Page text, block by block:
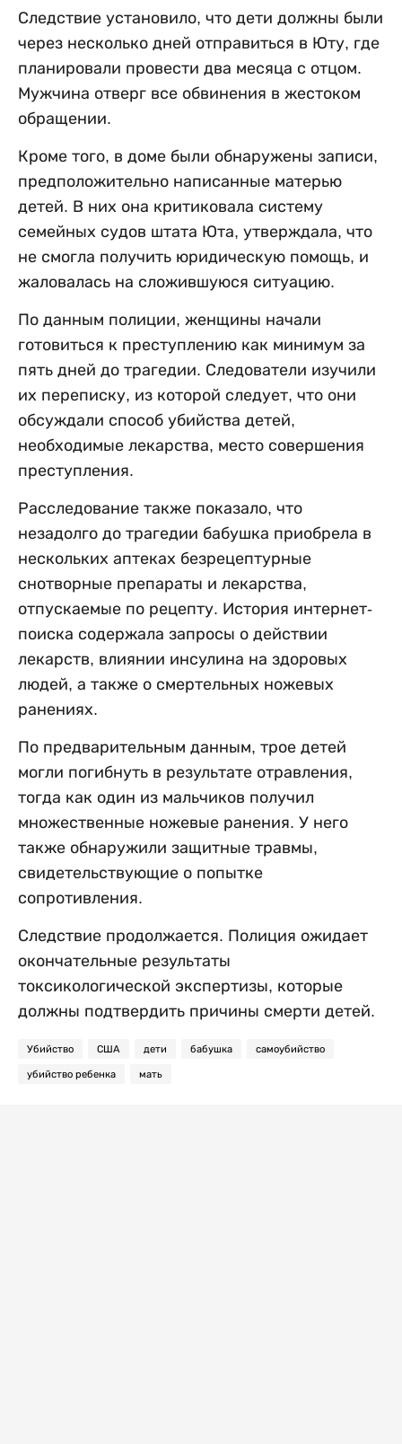
Следствие установило, что дети должны были
через несколько дней отправиться в Юту, где
планировали провести два месяца с отцом.
Мужчина отверг все обвинения в жестоком
обращении.
Кроме того, в доме были обнаружены записи,
предположительно написанные матерью
детей. В них она критиковала систему
семейных судов штата Юта, утверждала, что
не смогла получить юридическую помощь, и
жаловалась на сложившуюся ситуацию.
По данным полиции, женщины начали
готовиться к преступлению как минимум за
пять дней до трагедии. Следователи изучили
их переписку, из которой следует, что они
обсуждали способ убийства детей,
необходимые лекарства, место совершения
преступления.
Расследование также показало, что
незадолго до трагедии бабушка приобрела в
нескольких аптеках безрецептурные
снотворные препараты и лекарства,
отпускаемые по рецепту. История интернет-
поиска содержала запросы о действии
лекарств, влиянии инсулина на здоровых
людей, а также о смертельных ножевых
ранениях.
По предварительным данным, трое детей
могли погибнуть в результате отравления,
тогда как один из мальчиков получил
множественные ножевые ранения. У него
также обнаружили защитные травмы,
свидетельствующие о попытке
сопротивления.
Следствие продолжается. Полиция ожидает
окончательные результаты
токсикологической экспертизы, которые
должны подтвердить причины смерти детей.
Убийство США дети бабушка самоубийство
убийство ребенка мать